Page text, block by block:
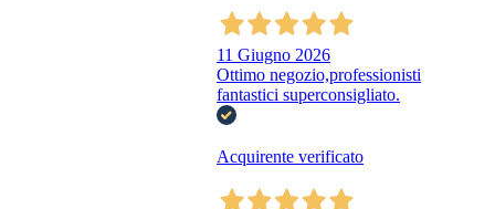
11 Giugno 2026
Ottimo negozio,professionisti
fantastici superconsigliato.
Acquirente verificato